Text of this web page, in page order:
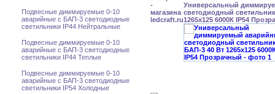
Подвесные диммируемые 0-10
аварийные с БАП-3 светодиодные
светильники IP44 Нейтральные
Подвесные диммируемые 0-10
аварийные с БАП-3 светодиодные
светильники IP44 Теплые
Подвесные диммируемые 0-10
аварийные с БАП-3 светодиодные
светильники IP54 Холодные
Универсальный
светодиодный
1265x125 6000К IP54